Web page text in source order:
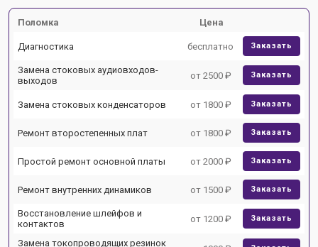
Поломка Цена
Диагностика бесплатно Заказать
Замена стоковых аудиовходов-
выходов
от 2500 ₽ Заказать
Замена стоковых конденсаторов от 1800 ₽ Заказать
Ремонт второстепенных плат от 1800 ₽ Заказать
Простой ремонт основной платы от 2000 ₽ Заказать
Ремонт внутренних динамиков от 1500 ₽ Заказать
Восстановление шлейфов и
контактов
от 1200 ₽ Заказать
Замена токопроводящих резинок